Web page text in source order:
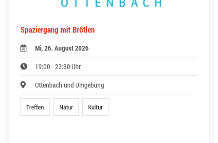
Spaziergang mit Brötlen
Mi, 26. August 2026
19:00 - 22:30 Uhr
Ottenbach und Umgebung
Treffen Natur Kultur